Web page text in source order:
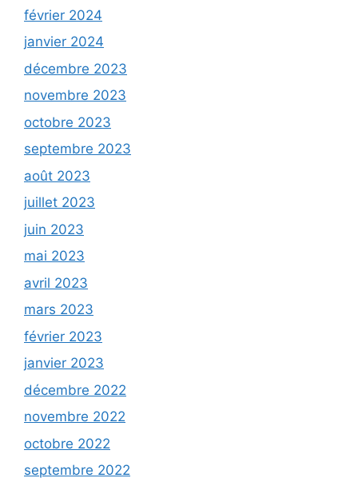
février 2024
janvier 2024
décembre 2023
novembre 2023
octobre 2023
septembre 2023
août 2023
juillet 2023
juin 2023
mai 2023
avril 2023
mars 2023
février 2023
janvier 2023
décembre 2022
novembre 2022
octobre 2022
septembre 2022